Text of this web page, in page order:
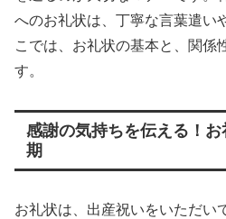
へのお礼状は、丁寧な言葉遣い
こでは、お礼状の基本と、関係
す。
感謝の気持ちを伝える！
期
お礼状は、出産祝いをいただい